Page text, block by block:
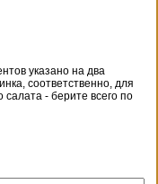
указано на два
соответственно, для
- берите всего по